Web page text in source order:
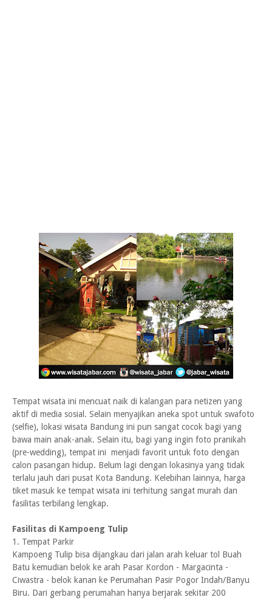
Tempat wisata ini mencuat naik di kalangan para netizen yang
aktif di media sosial. Selain menyajikan aneka spot untuk swafoto
(selfie), lokasi wisata Bandung ini pun sangat cocok bagi yang
bawa main anak-anak. Selain itu, bagi yang ingin foto pranikah
(pre-wedding), tempat ini menjadi favorit untuk foto dengan
calon pasangan hidup. Belum lagi dengan lokasinya yang tidak
terlalu jauh dari pusat Kota Bandung. Kelebihan lainnya, harga
tiket masuk ke tempat wisata ini terhitung sangat murah dan
fasilitas terbilang lengkap.
Fasilitas di Kampoeng Tulip
1. Tempat Parkir
Kampoeng Tulip bisa dijangkau dari jalan arah keluar tol Buah
Batu kemudian belok ke arah Pasar Kordon - Margacinta -
Ciwastra - belok kanan ke Perumahan Pasir Pogor Indah/Banyu
Biru. Dari gerbang perumahan hanya berjarak sekitar 200